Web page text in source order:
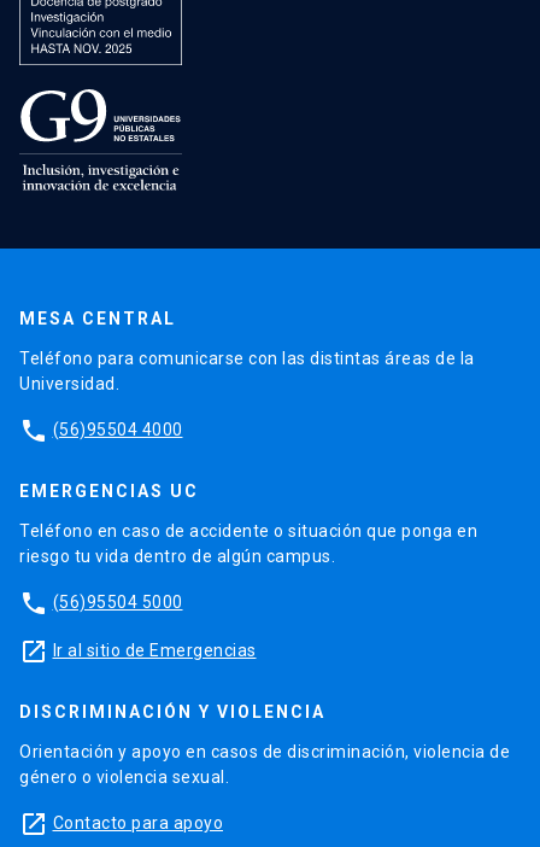
MESA CENTRAL
Teléfono para comunicarse con las distintas áreas de la
Universidad.
phone (56)95504 4000
EMERGENCIAS UC
Teléfono en caso de accidente o situación que ponga en
riesgo tu vida dentro de algún campus.
phone (56)95504 5000
launch Ir al sitio de Emergencias
DISCRIMINACIÓN Y VIOLENCIA
Orientación y apoyo en casos de discriminación, violencia de
género o violencia sexual.
launch Contacto para apoyo